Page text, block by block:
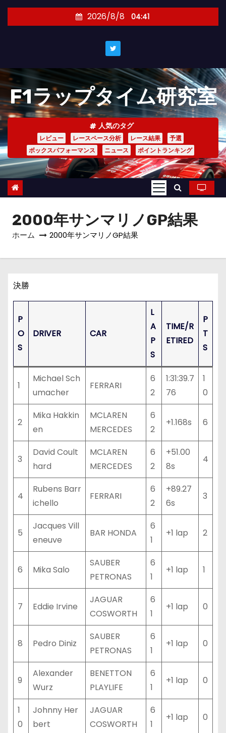
キ
ッ
プ
2026/8/8 04:41
F1ラップタイム研究室
人気のタグ
レビュー レースペース分析 レース結果
予選
ボックスパフォーマンス
ニュース ポイントランキング
2000年サンマリノGP結果
ホーム 2000年サンマリノGP結果
決勝
P
O
S
DRIVER CAR
L
A
P
S
TIME/R
ETIRED
P
T
S
1
Michael Sch
umacher
FERRARI
6
2
1:31:39.7
76
1
0
2
Mika Hakkin
en
MCLAREN
MERCEDES
6
2
+1.168s 6
3
David Coult
hard
MCLAREN
MERCEDES
6
2
+51.00
8s
4
4
Rubens Barr
ichello
FERRARI
6
2
+89.27
6s
3
5
Jacques Vill
eneuve
BAR HONDA
6
1
+1 lap 2
6 Mika Salo
SAUBER
PETRONAS
6
1
+1 lap 1
7 Eddie Irvine
JAGUAR
COSWORTH
6
1
+1 lap 0
8 Pedro Diniz
SAUBER
PETRONAS
6
1
+1 lap 0
9
Alexander
Wurz
BENETTON
PLAYLIFE
6
1
+1 lap 0
1
0
Johnny Her
bert
JAGUAR
COSWORTH
6
1
+1 lap 0